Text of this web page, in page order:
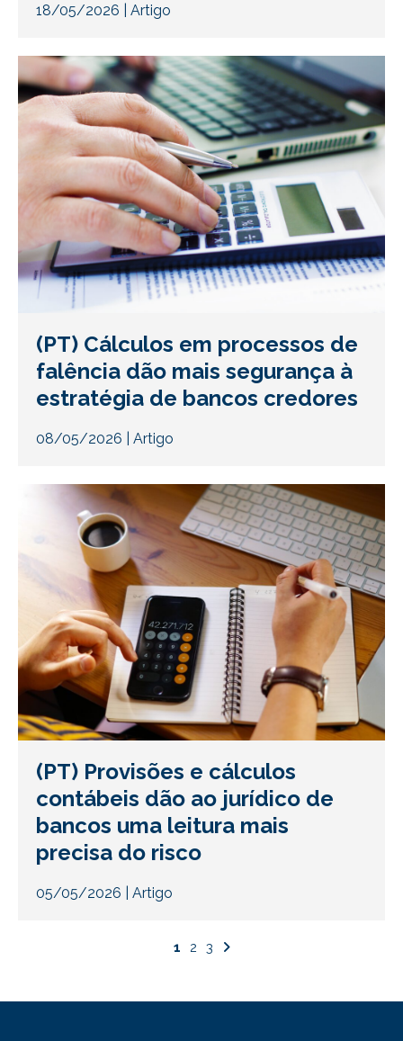
18/05/2026 Artigo
(PT) Cálculos em processos de
falência dão mais segurança à
estratégia de bancos credores
08/05/2026 Artigo
(PT) Provisões e cálculos
contábeis dão ao jurídico de
bancos uma leitura mais
precisa do risco
05/05/2026 Artigo
1 2 3